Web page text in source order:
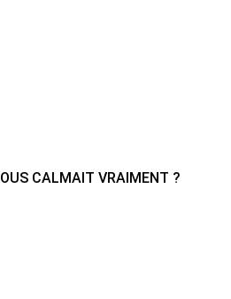
CALMAIT VRAIMENT ?